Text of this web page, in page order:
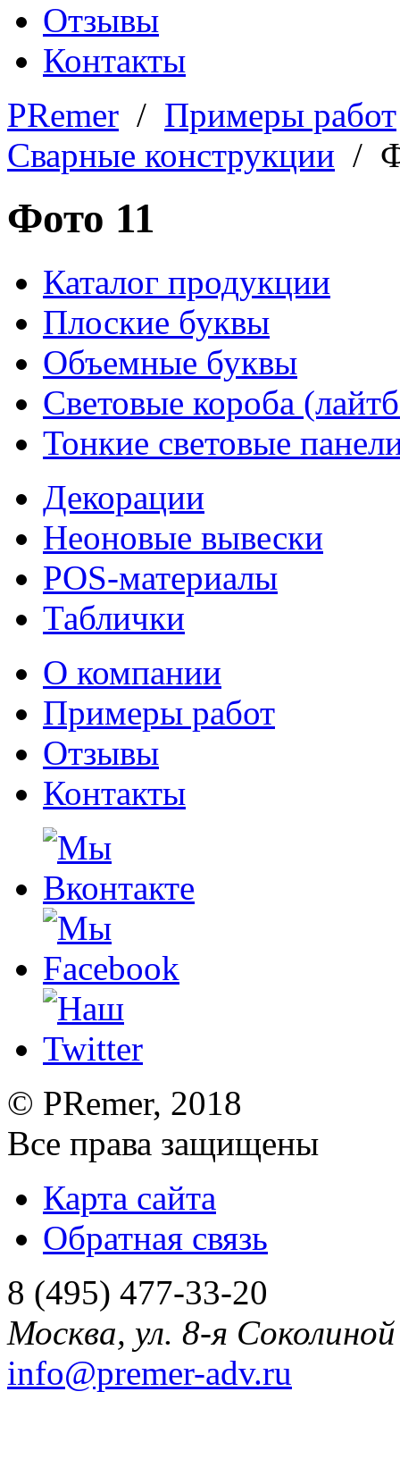
Отзывы
Контакты
PRemer / Примеры работ
Сварные конструкции /
Фото 11
Каталог продукции
Плоские буквы
Объемные буквы
Световые короба
Тонкие световые
Декорации
Неоновые вывески
POS-материалы
Таблички
О компании
Примеры работ
Отзывы
Контакты
© PRemer, 2018
Все права защищены
Карта сайта
Обратная связь
8 (495) 477-33-20
Москва, ул. 8-я
info@premer-adv.ru